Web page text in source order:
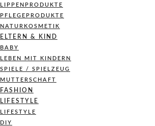
LIPPENPRODUKTE
PFLEGEPRODUKTE
NATURKOSMETIK
ELTERN & KIND
BABY
LEBEN MIT KINDERN
SPIELE / SPIELZEUG
MUTTERSCHAFT
FASHION
LIFESTYLE
LIFESTYLE
DIY